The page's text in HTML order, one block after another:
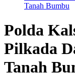
Tanah Bumbu
Polda
Pilkada
Tanah